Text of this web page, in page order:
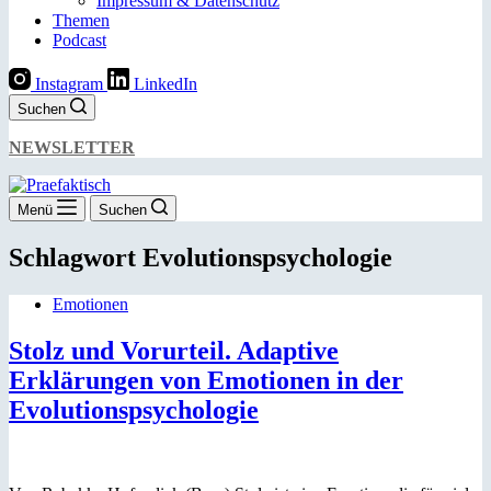
Themen
Podcast
Instagram LinkedIn
Suchen
NEWSLETTER
Menü Suchen
Schlagwort Evolutionspsychologie
Emotionen
Stolz und Vorurteil. Adaptive
Erklärungen von Emotionen in der
Evolutionspsychologie